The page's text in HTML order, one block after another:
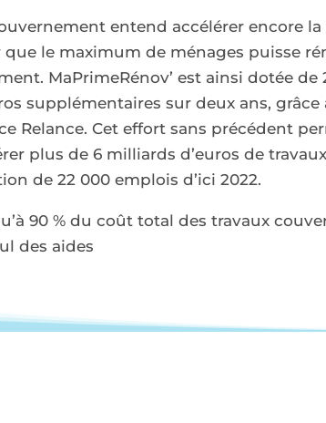
entend accélérer encore
que le maximum de ménages puisse
MaPrimeRénov’ est ainsi dotée de
supplémentaires sur deux ans, grâce
Relance. Cet effort sans précédent
plus de 6 milliards d’euros de
de 22 000 emplois d’ici 2022.
90 % du coût total des travaux
des aides